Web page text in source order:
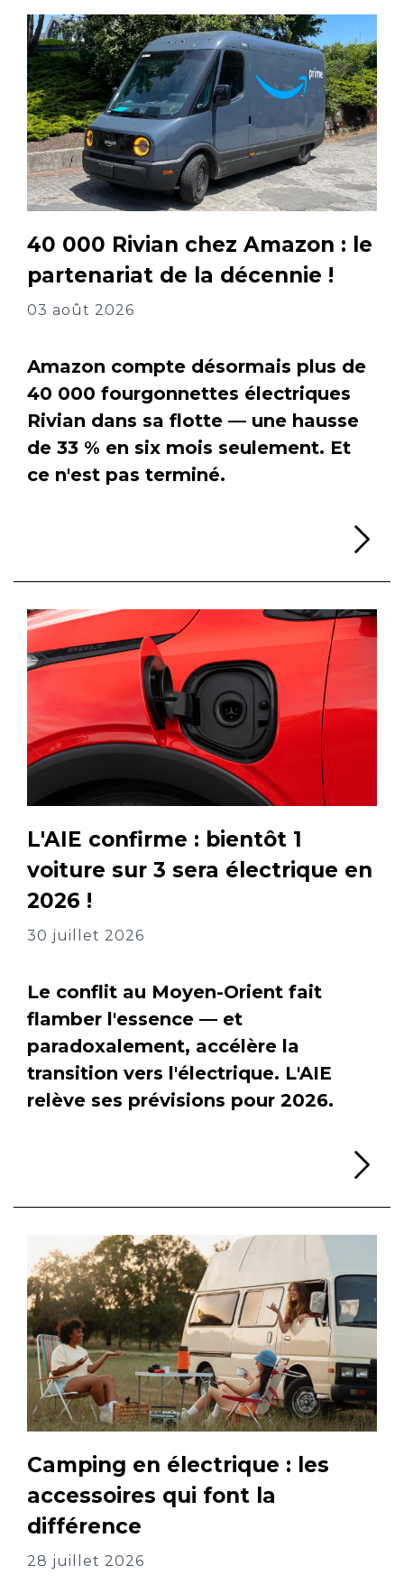
40 000 Rivian chez Amazon : le
partenariat de la décennie !
03 août 2026
Amazon compte désormais plus de
40 000 fourgonnettes électriques
Rivian dans sa flotte — une hausse
de 33 % en six mois seulement. Et
ce n'est pas terminé.
L'AIE confirme : bientôt 1
voiture sur 3 sera électrique en
2026 !
30 juillet 2026
Le conflit au Moyen-Orient fait
flamber l'essence — et
paradoxalement, accélère la
transition vers l'électrique. L'AIE
relève ses prévisions pour 2026.
Camping en électrique : les
accessoires qui font la
différence
28 juillet 2026